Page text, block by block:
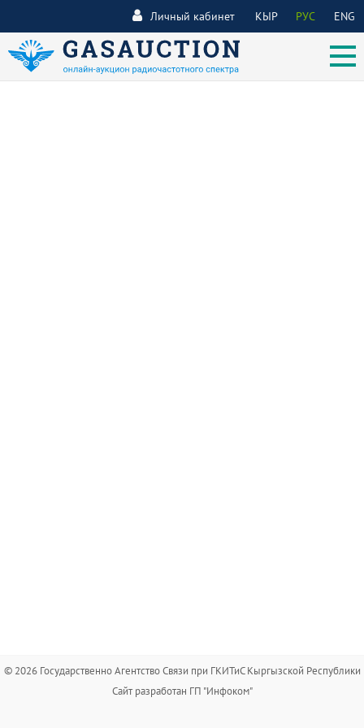
КЫР РУС ENG
Личный кабинет
© 2026 Государственно Агентство Связи при ГКИТиС Кыргызской Республики
Сайт разработан ГП "Инфоком"